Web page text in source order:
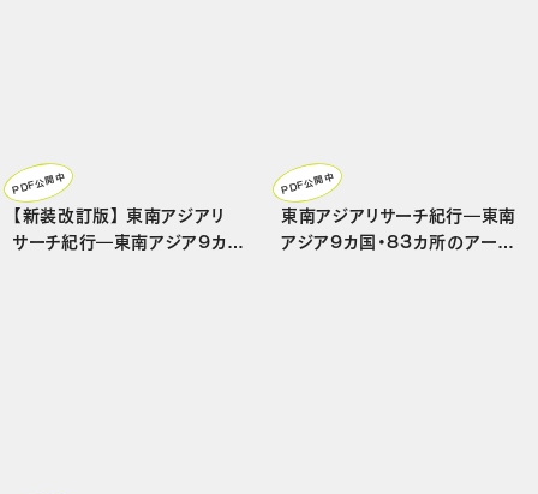
【新装改訂版】 東南アジアリ
サーチ紀行―東南アジア9カ国・
PDF公開中
東南アジアリサーチ紀行―東南
アジア9カ国・83カ所のアート
PDF公開中